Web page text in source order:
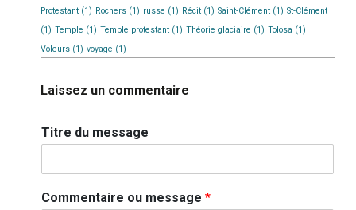
Protestant(1) Rochers(1) russe (1) Récit(1) Saint-Clément(1) St-Clément
(1) Temple (1) Temple protestant(1) Théorie glaciaire (1) Tolosa (1)
Voleurs(1) voyage (1)
Laissez un commentaire
Titre du message
Commentaire ou message *